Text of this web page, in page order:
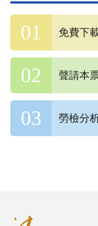
免費下
聲請本
勞檢分